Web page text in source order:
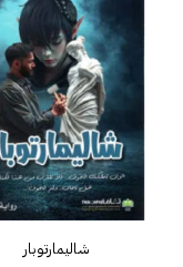
شاليمارتوبار